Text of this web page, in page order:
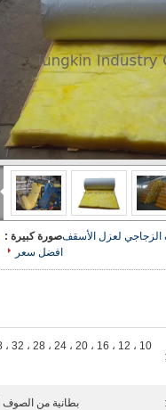
صورة كبيرة :الزجاجي لعزل الأسقف
افضل سعر
بطانية من الصوف